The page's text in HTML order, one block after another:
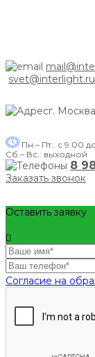
svet@interlight.ru
г.
Пн.– Пт.: с 9:00
Сб.– Вс.: выходной
8
Заказать звонок
Оставить заявку
Согласие на